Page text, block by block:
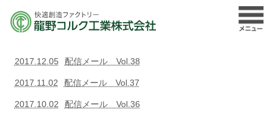
2017.12.05 配信メール Vol.38
2017.11.02 配信メール Vol.37
2017.10.02 配信メール Vol.36